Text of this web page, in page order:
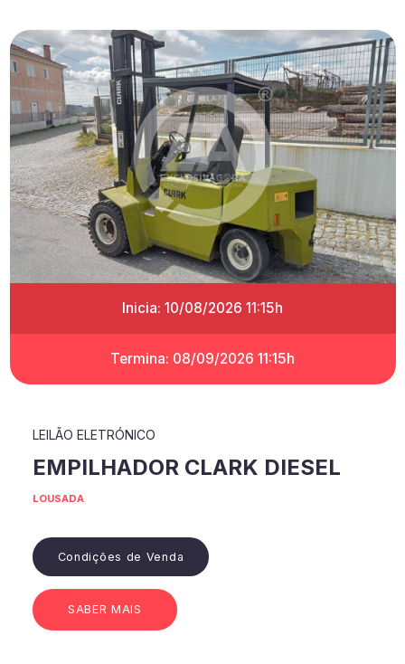
Inicia: 10/08/2026 11:15h
Termina: 08/09/2026 11:15h
LEILÃO ELETRÓNICO
EMPILHADOR CLARK DIESEL
LOUSADA
Condições de Venda
SABER MAIS